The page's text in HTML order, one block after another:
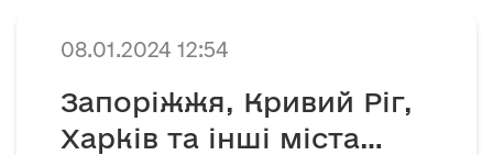
08.01.2024 12:54
Запоріжжя, Кривий Ріг,
Харків та інші міста